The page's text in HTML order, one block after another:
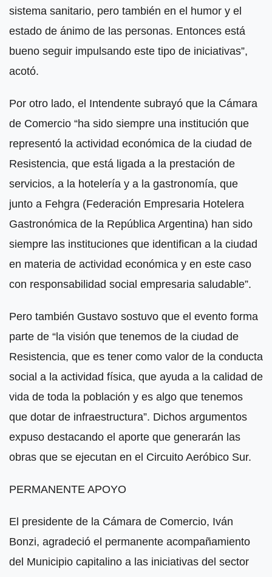
sistema sanitario, pero también en el humor y el
estado de ánimo de las personas. Entonces está
bueno seguir impulsando este tipo de iniciativas”,
acotó.
Por otro lado, el Intendente subrayó que la Cámara
de Comercio “ha sido siempre una institución que
representó la actividad económica de la ciudad de
Resistencia, que está ligada a la prestación de
servicios, a la hotelería y a la gastronomía, que
junto a Fehgra (Federación Empresaria Hotelera
Gastronómica de la República Argentina) han sido
siempre las instituciones que identifican a la ciudad
en materia de actividad económica y en este caso
con responsabilidad social empresaria saludable”.
Pero también Gustavo sostuvo que el evento forma
parte de “la visión que tenemos de la ciudad de
Resistencia, que es tener como valor de la conducta
social a la actividad física, que ayuda a la calidad de
vida de toda la población y es algo que tenemos
que dotar de infraestructura”. Dichos argumentos
expuso destacando el aporte que generarán las
obras que se ejecutan en el Circuito Aeróbico Sur.
PERMANENTE APOYO
El presidente de la Cámara de Comercio, Iván
Bonzi, agradeció el permanente acompañamiento
del Municipio capitalino a las iniciativas del sector